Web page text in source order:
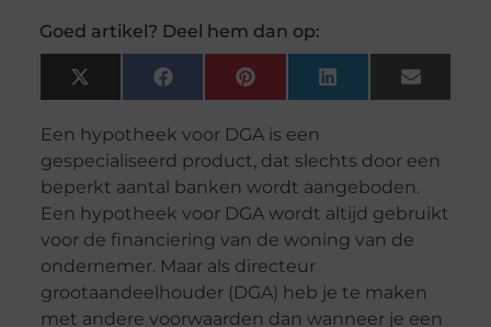
Goed artikel? Deel hem dan op:
X
(Twitter)
FacebookPinterest LinkedIn Email
Een hypotheek voor DGA is een
gespecialiseerd product, dat slechts door een
beperkt aantal banken wordt aangeboden.
Een hypotheek voor DGA wordt altijd gebruikt
voor de financiering van de woning van de
ondernemer. Maar als directeur
grootaandeelhouder(DGA) heb je te maken
met andere voorwaarden dan wanneer je een